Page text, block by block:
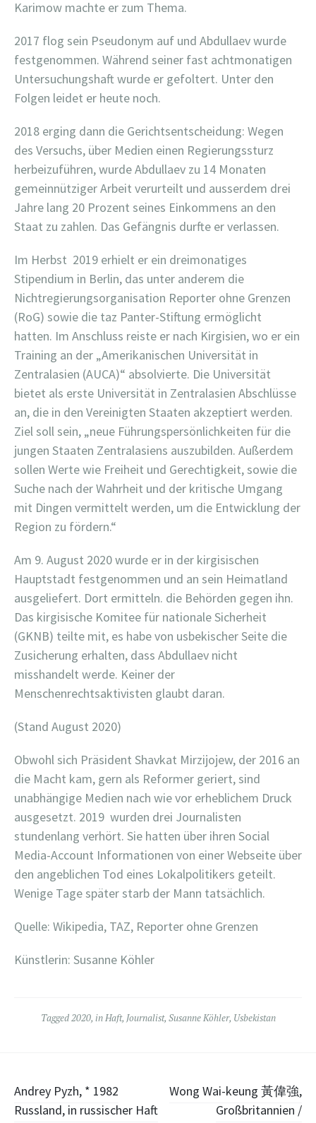
Karimow machte er zum Thema.
2017 flog sein Pseudonym auf und Abdullaev wurde
festgenommen. Während seiner fast achtmonatigen
Untersuchungshaft wurde er gefoltert. Unter den
Folgen leidet er heute noch.
2018 erging dann die Gerichtsentscheidung: Wegen
des Versuchs, über Medien einen Regierungssturz
herbeizuführen, wurde Abdullaev zu 14 Monaten
gemeinnütziger Arbeit verurteilt und ausserdem drei
Jahre lang 20 Prozent seines Einkommens an den
Staat zu zahlen. Das Gefängnis durfte er verlassen.
Im Herbst 2019 erhielt er ein dreimonatiges
Stipendium in Berlin, das unter anderem die
Nichtregierungsorganisation Reporter ohne Grenzen
(RoG) sowie die taz Panter-Stiftung ermöglicht
hatten. Im Anschluss reiste er nach Kirgisien, wo er ein
Training an der „Amerikanischen Universität in
Zentralasien (AUCA)“ absolvierte. Die Universität
bietet als erste Universität in Zentralasien Abschlüsse
an, die in den Vereinigten Staaten akzeptiert werden.
Ziel soll sein, „neue Führungspersönlichkeiten für die
jungen Staaten Zentralasiens auszubilden. Außerdem
sollen Werte wie Freiheit und Gerechtigkeit, sowie die
Suche nach der Wahrheit und der kritische Umgang
mit Dingen vermittelt werden, um die Entwicklung der
Region zu fördern.“
Am 9. August 2020 wurde er in der kirgisischen
Hauptstadt festgenommen und an sein Heimatland
ausgeliefert. Dort ermitteln. die Behörden gegen ihn.
Das kirgisische Komitee für nationale Sicherheit
(GKNB) teilte mit, es habe von usbekischer Seite die
Zusicherung erhalten, dass Abdullaev nicht
misshandelt werde. Keiner der
Menschenrechtsaktivisten glaubt daran.
(Stand August 2020)
Obwohl sich Präsident Shavkat Mirzijojew, der 2016 an
die Macht kam, gern als Reformer geriert, sind
unabhängige Medien nach wie vor erheblichem Druck
ausgesetzt. 2019 wurden drei Journalisten
stundenlang verhört. Sie hatten über ihren Social
Media-Account Informationen von einer Webseite über
den angeblichen Tod eines Lokalpolitikers geteilt.
Wenige Tage später starb der Mann tatsächlich.
Quelle: Wikipedia, TAZ, Reporter ohne Grenzen
Künstlerin: Susanne Köhler
Tagged2020, in Haft, Journalist, Susanne Köhler, Usbekistan
Post
Andrey Pyzh, * 1982
Russland, in russischer Haft
Wong Wai-keung 黃偉強,
Großbritannien /